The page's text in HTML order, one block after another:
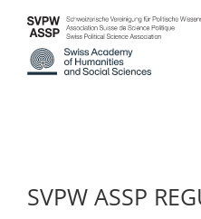
SVPW ASSP